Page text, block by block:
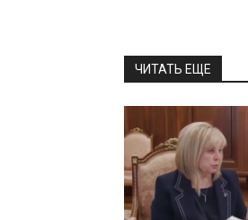
ЧИТАТЬ ЕЩЕ